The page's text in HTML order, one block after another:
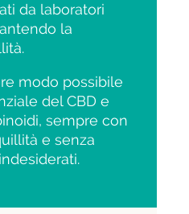
da laboratori
la
modo possibile
del CBD e
sempre con
e senza